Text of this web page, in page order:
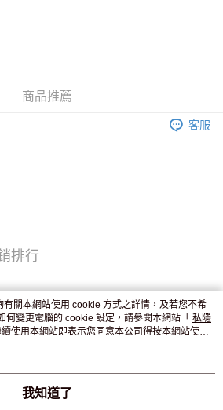
後2-4個工作天到店，7天內取。逾期後
商品推薦
客服
排行
關本網站使用 cookie 方式之詳情，及若您不希
何變更電腦的 cookie 設定，請參閱本網站「 私隱
使用本網站即表示您同意本公司得按本網站使用
。
我知道了